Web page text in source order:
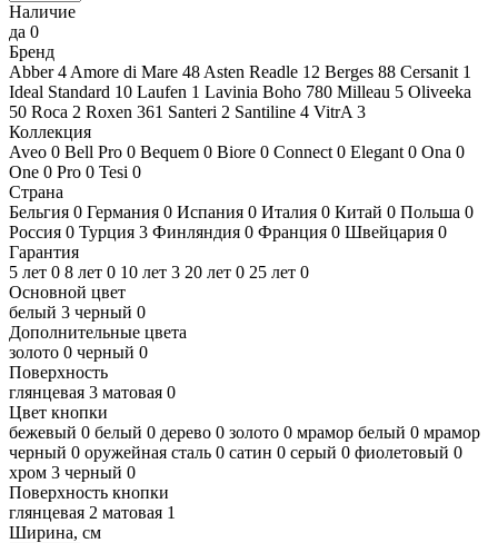
Наличие
да 0
Бренд
Abber4 Amore di Mare 48 Asten Readle 12 Berges 88 Cersanit 1
Ideal Standard 10 Laufen 1 Lavinia Boho 780 Milleau 5 Oliveeka
50 Roca 2 Roxen 361 Santeri 2 Santiline 4 VitrA 3
Коллекция
Aveo 0 Bell Pro 0 Bequem 0 Biore 0 Connect 0 Elegant 0 Ona 0
One 0 Pro 0 Tesi 0
Страна
Бельгия 0 Германия 0 Испания 0 Италия 0 Китай 0 Польша 0
Россия 0 Турция 3 Финляндия 0 Франция 0 Швейцария 0
Гарантия
5 лет 0 8 лет 0 10 лет 3 20 лет 0 25 лет 0
Основной цвет
белый 3 черный 0
Дополнительные цвета
золото 0 черный 0
Поверхность
глянцевая 3 матовая 0
Цвет кнопки
бежевый 0 белый 0 дерево 0 золото 0 мрамор белый 0 мрамор
черный 0 оружейная сталь 0 сатин 0 серый 0 фиолетовый 0
хром 3 черный 0
Поверхность кнопки
глянцевая 2 матовая 1
Ширина, см